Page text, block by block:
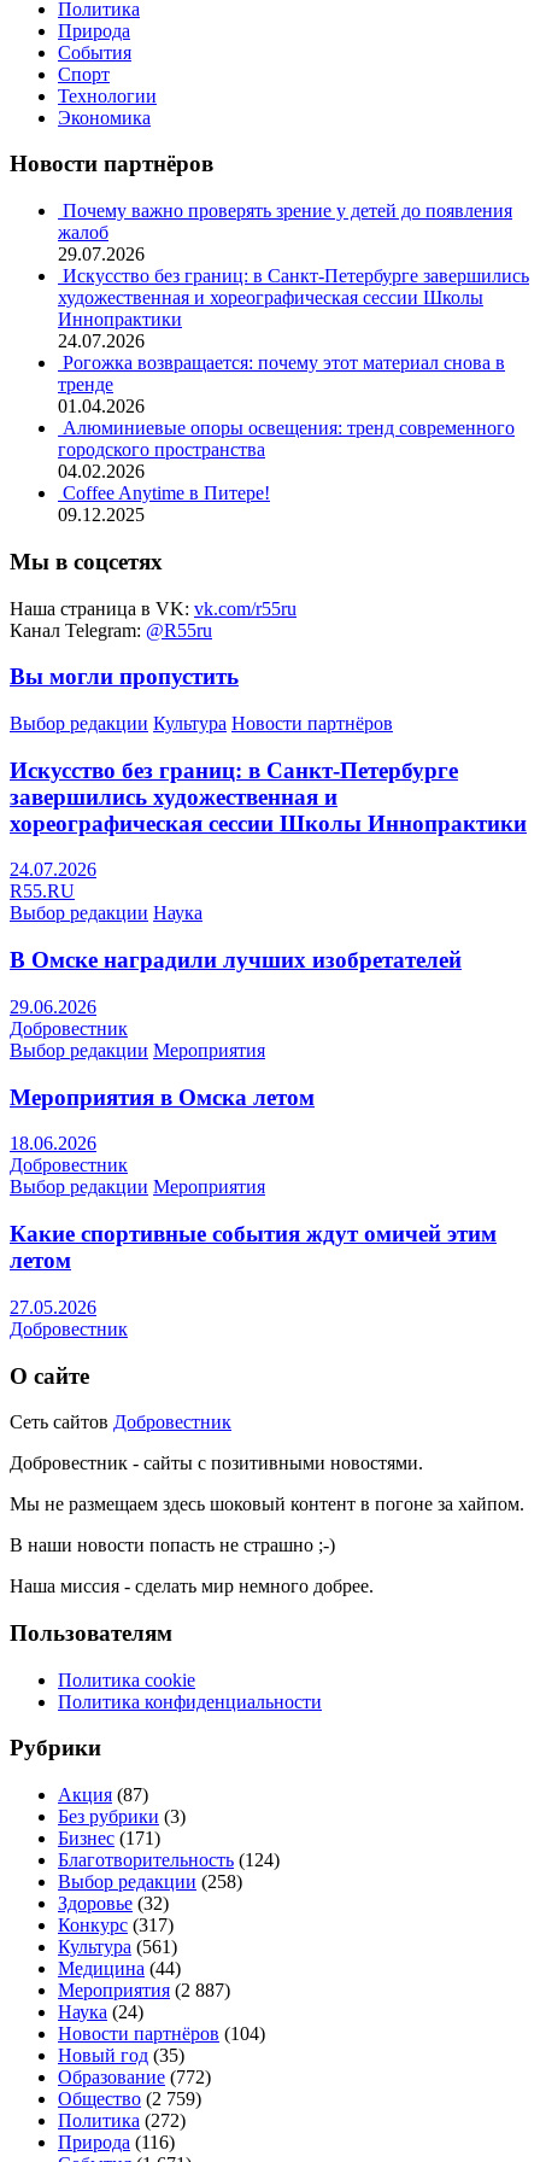
Политика
Природа
События
Спорт
Технологии
Экономика
Новости партнёров
Почему важно проверять зрение у детей до появления
жалоб
29.07.2026
Искусство без границ: в Санкт-Петербурге завершились
художественная и хореографическая сессии Школы
Иннопрактики
24.07.2026
Рогожка возвращается: почему этот материал снова в
тренде
01.04.2026
Алюминиевые опоры освещения: тренд современного
городского пространства
04.02.2026
Coffee Anytime в Питере!
09.12.2025
Мы в соцсетях
Наша страница в VK: vk.com/r55ru
Канал Telegram: @R55ru
Вы могли пропустить
Выбор редакции Культура Новости партнёров
Искусство без границ: в Санкт-Петербурге
завершились художественная и
хореографическая сессии Школы Иннопрактики
24.07.2026
R55.RU
Выбор редакции Наука
В Омске наградили лучших изобретателей
29.06.2026
Добровестник
Выбор редакции Мероприятия
Мероприятия в Омска летом
18.06.2026
Добровестник
Выбор редакции Мероприятия
Какие спортивные события ждут омичей этим
летом
27.05.2026
Добровестник
О сайте
Сеть сайтов Добровестник
Добровестник - сайты с позитивными новостями.
Мы не размещаем здесь шоковый контент в погоне за хайпом.
В наши новости попасть не страшно ;-)
Наша миссия - сделать мир немного добрее.
Пользователям
Политика cookie
Политика конфиденциальности
Рубрики
Акция (87)
Без рубрики (3)
Бизнес (171)
Благотворительность (124)
Выбор редакции (258)
Здоровье (32)
Конкурс (317)
Культура (561)
Медицина (44)
Мероприятия (2 887)
Наука (24)
Новости партнёров (104)
Новый год (35)
Образование (772)
Общество (2 759)
Политика (272)
Природа (116)